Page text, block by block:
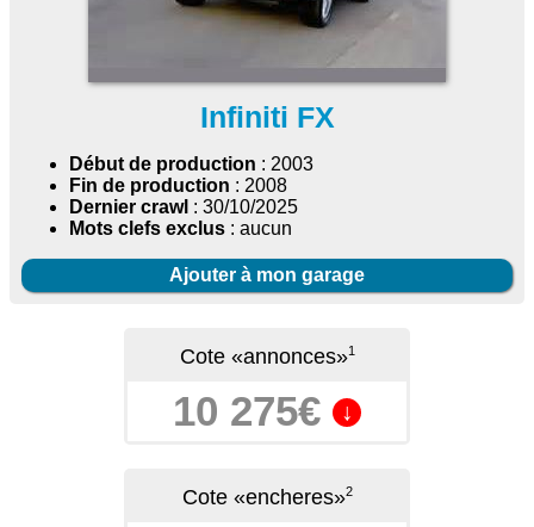
Infiniti FX
Début de production : 2003
Fin de production : 2008
Dernier crawl : 30/10/2025
Mots clefs exclus : aucun
Ajouter à mon garage
Cote «annonces»1
10 275€ ↓
Cote «encheres»2